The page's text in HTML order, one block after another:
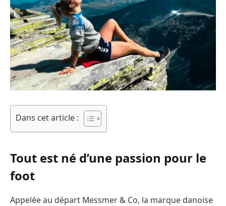
Dans cet article :
Tout est né d’une passion pour le
foot
Appelée au départ Messmer & Co, la marque danoise